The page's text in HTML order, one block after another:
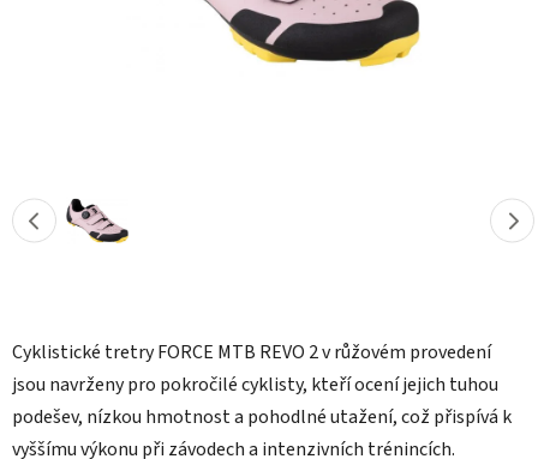
Cyklistické tretry FORCE MTB REVO 2 v růžovém provedení
jsou navrženy pro pokročilé cyklisty, kteří ocení jejich tuhou
podešev, nízkou hmotnost a pohodlné utažení, což přispívá k
vyššímu výkonu při závodech a intenzivních trénincích.